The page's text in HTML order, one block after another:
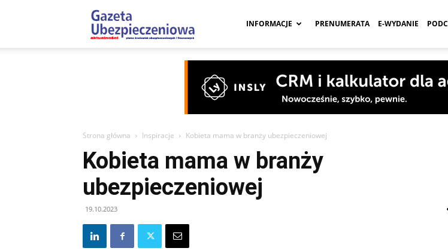
Portal
INFORMACJE PRENUMERATA E-WYDANIE
Strona główna Inspiracje Kobieta mama w branży ubezpieczeniowej
Kobieta mama w branży
ubezpieczeniowej
19.10.2023